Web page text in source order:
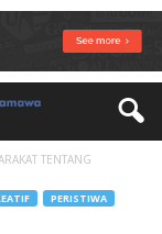
TENTANG
PERISTIWA